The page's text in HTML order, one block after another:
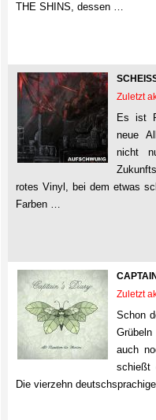
THE SHINS, dessen …
Zuletzt
Es ist
neue
nicht
rotes Vinyl, bei dem etwas
Farben …
Zuletzt
Schon
auch
schießt
Die vierzehn